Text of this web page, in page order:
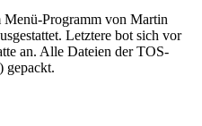
Programm von Martin
Letztere bot sich vor
an. Alle Dateien der TOS-
gepackt.